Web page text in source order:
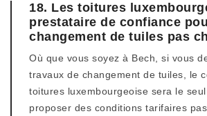
18. Les toitures
prestataire de confiance
changement de tuiles pas
Où que vous soyez à Bech, si vous
travaux de changement de tuiles, le
toitures luxembourgeoise sera le
proposer des conditions tarifaires